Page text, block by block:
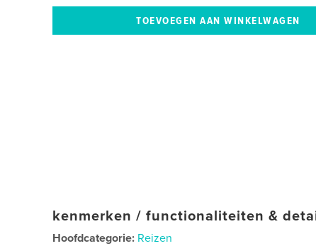
kenmerken / functionaliteiten &
Hoofdcategorie: Reizen